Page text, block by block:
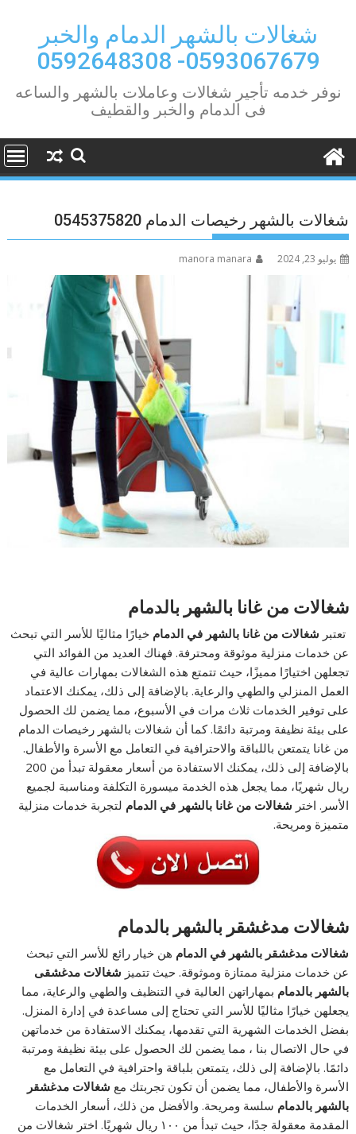
contentشغالات بالشهر الدمام والخبر
0593067679- 0592648308
نوفر خدمه تأجير شغالات وعاملات بالشهر والساعه
فى الدمام والخبر والقطيف
شغالات بالشهر رخيصات الدمام 0545375820
يوليو 23, 2024 manora manara
شغالات من غانا بالشهر بالدمام
تعتبر شغالات من غانا بالشهر في الدمام خيارًا مثاليًا للأسر التي تبحث
عن خدمات منزلية موثوقة ومحترفة. فهناك العديد من الفوائد التي
تجعلهن اختيارًا مميزًا، حيث تتمتع هذه الشغالات بمهارات عالية في
العمل المنزلي والطهي والرعاية. بالإضافة إلى ذلك، يمكنك الاعتماد
على توفير الخدمات ثلاث مرات في الأسبوع، مما يضمن لك الحصول
على بيئة نظيفة ومرتبة دائمًا. كما أن شغالات بالشهر رخيصات الدمام
من غانا يتمتعن باللباقة والاحترافية في التعامل مع الأسرة والأطفال.
بالإضافة إلى ذلك، يمكنك الاستفادة من أسعار معقولة تبدأ من 200
ريال شهريًا، مما يجعل هذه الخدمة ميسورة التكلفة ومناسبة لجميع
الأسر. اختر شغالات من غانا بالشهر في الدمام لتجربة خدمات منزلية
متميزة ومريحة.
شغالات مدغشقر بالشهر بالدمام
شغالات مدغشقر بالشهر في الدمام هن خيار رائع للأسر التي تبحث
عن خدمات منزلية ممتازة وموثوقة. حيث تتميز شغالات مدغشقى
بالشهر بالدمام بمهاراتهن العالية في التنظيف والطهي والرعاية، مما
يجعلهن خيارًا مثاليًا للأسر التي تحتاج إلى مساعدة في إدارة المنزل.
بفضل الخدمات الشهرية التي تقدمها، يمكنك الاستفادة من خدماتهن
في حال الاتصال بنا ، مما يضمن لك الحصول على بيئة نظيفة ومرتبة
دائمًا. بالإضافة إلى ذلك، يتمتعن بلباقة واحترافية في التعامل مع
الأسرة والأطفال، مما يضمن أن تكون تجربتك مع شغالات مدغشقر
بالشهر بالدمام سلسة ومريحة. والأفضل من ذلك، أسعار الخدمات
المقدمة معقولة جدًا، حيث تبدأ من ١٠٠ ريال شهريًا. اختر شغالات من